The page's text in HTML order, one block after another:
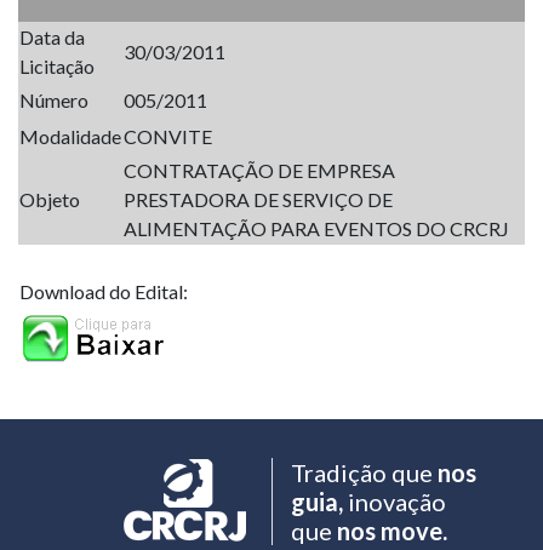
Data da
Licitação
30/03/2011
Número
005/2011
ModalidadeCONVITE
Objeto
CONTRATAÇÃO DE EMPRESA
PRESTADORA DE SERVIÇO DE
ALIMENTAÇÃO PARA EVENTOS DO CRCRJ
Download do Edital:
Tradição que nos
guia,inovação
que nos move.